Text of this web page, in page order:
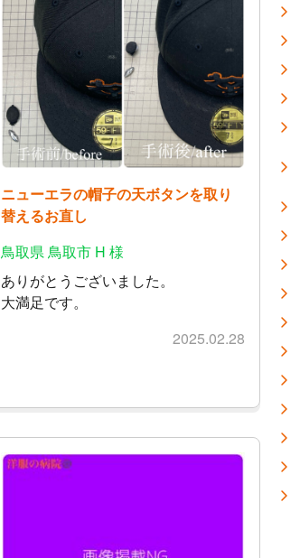
ニューエラの帽子の天ボタンを取り
替えるお直し
鳥取県 鳥取市 H 様
ありがとうございました。
大満足です。
2025.02.28